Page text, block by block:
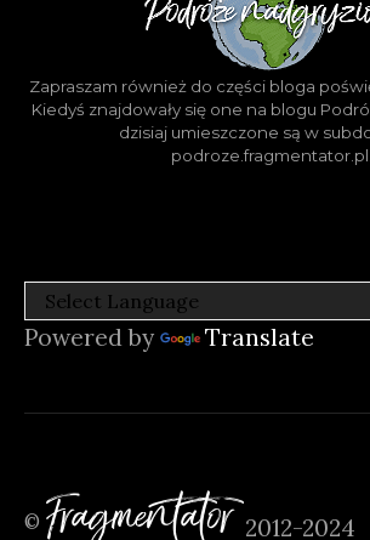
Zapraszam również do części bloga
Kiedyś znajdowały się one na blogu
dzisiaj umieszczone są w
podroze.fragmentator.pl.
Powered by Translate
© Fragmentator 2012-2024